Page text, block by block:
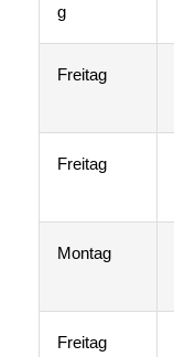
g
Freitag
Freitag
Montag
Freitag